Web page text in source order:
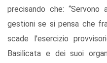
precisando che:
gestioni se si pensa che
scade l'esercizio
Basilicata e dei suoi